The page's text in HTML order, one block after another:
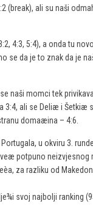
(break), ali su naši
4:3, 5:4), a onda tu
se da je to znak da je
naši momci tek
3:4, ali se Deliæ i
domaæina – 4:6.
u okviru 3.
potpuno neizvjesnog
za razliku od
svoj najbolji ranking